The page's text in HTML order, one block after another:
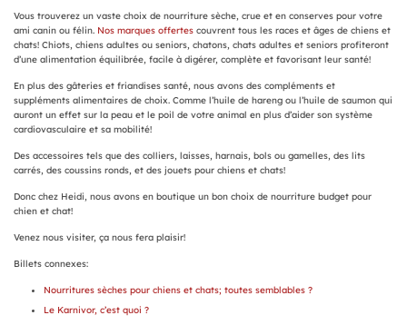
Vous trouverez un vaste choix de nourriture sèche, crue et en conserves pour votre
ami canin ou félin. Nos marques offertes couvrent tous les races et âges de chiens et
chats! Chiots, chiens adultes ou seniors, chatons, chats adultes et seniors profiteront
d’une alimentation équilibrée, facile à digérer, complète et favorisant leur santé!
En plus des gâteries et friandises santé, nous avons des compléments et
suppléments alimentaires de choix. Comme l’huile de hareng ou l’huile de saumon qui
auront un effet sur la peau et le poil de votre animal en plus d’aider son système
cardiovasculaire et sa mobilité!
Des accessoires tels que des colliers, laisses, harnais, bols ou gamelles, des lits
carrés, des coussins ronds, et des jouets pour chiens et chats!
Donc chez Heidi, nous avons en boutique un bon choix de nourriture budget pour
chien et chat!
Venez nous visiter, ça nous fera plaisir!
Billets connexes:
Nourritures sèches pour chiens et chats; toutes semblables ?
Le Karnivor, c’est quoi ?